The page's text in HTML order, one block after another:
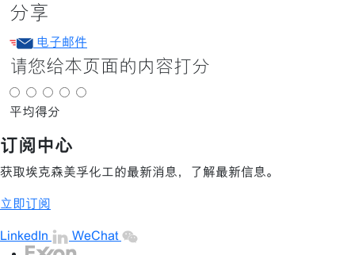
分享
电子邮件
请您给本页面的内容打分
平均得分
订阅中心
获取埃克森美孚化工的最新消息，了解最新信息。
立即订阅
LinkedIn WeChat